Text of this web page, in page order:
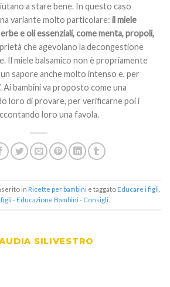
a stare bene. In questo caso
variante molto particolare: il miele
e oli essenziali, come menta, propoli,
che agevolano la decongestione
Il miele balsamico non è propriamente
un sapore anche molto intenso e, per
Ai bambini va proposto come una
loro di provare, per verificarne poi i
loro una favola.
in Ricette per bambini e taggatoEducare i figli
- Educazione Bambini - Consigli
SILIVESTRO